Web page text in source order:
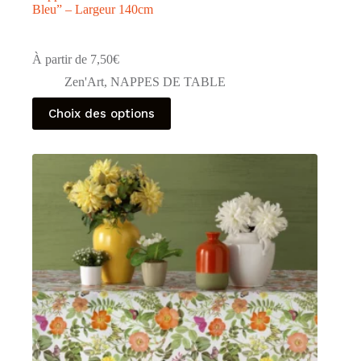
Bleu” – Largeur 140cm
À partir de 7,50€
Zen'Art, NAPPES DE TABLE
Choix des options
Ce
produit
a
options
peuvent
page
du
produit